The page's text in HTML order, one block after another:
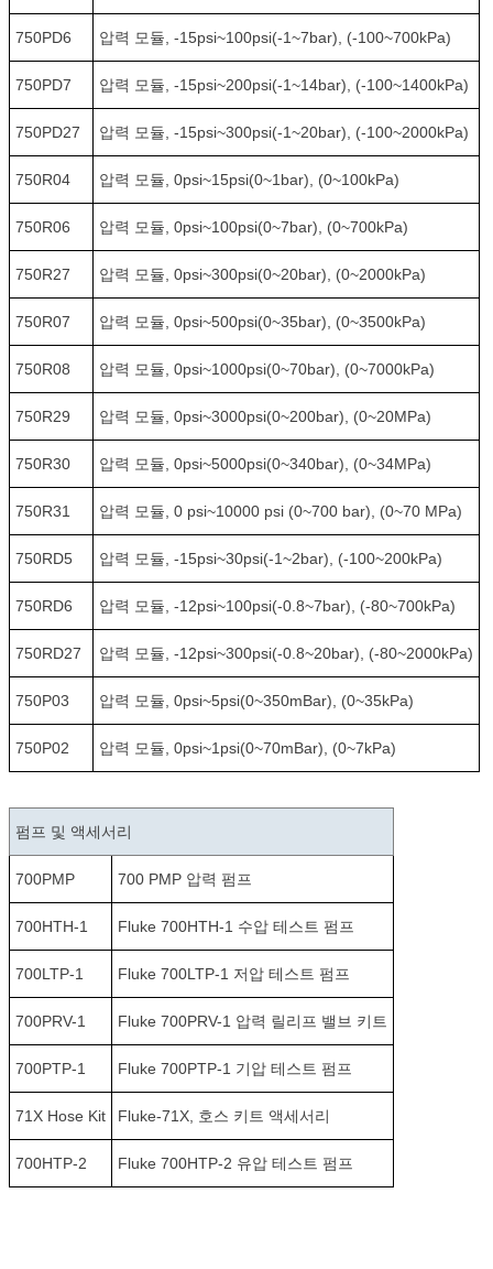
750PD6 압력 모듈, -15psi~100psi(-1~7bar), (-100~700kPa)
750PD7 압력 모듈, -15psi~200psi(-1~14bar), (-100~1400kPa)
750PD27 압력 모듈, -15psi~300psi(-1~20bar), (-100~2000kPa)
750R04 압력 모듈, 0psi~15psi(0~1bar), (0~100kPa)
750R06 압력 모듈, 0psi~100psi(0~7bar), (0~700kPa)
750R27 압력 모듈, 0psi~300psi(0~20bar), (0~2000kPa)
750R07 압력 모듈, 0psi~500psi(0~35bar), (0~3500kPa)
750R08 압력 모듈, 0psi~1000psi(0~70bar), (0~7000kPa)
750R29 압력 모듈, 0psi~3000psi(0~200bar), (0~20MPa)
750R30 압력 모듈, 0psi~5000psi(0~340bar), (0~34MPa)
750R31 압력 모듈, 0 psi~10000 psi (0~700 bar), (0~70 MPa)
750RD5 압력 모듈, -15psi~30psi(-1~2bar), (-100~200kPa)
750RD6 압력 모듈, -12psi~100psi(-0.8~7bar), (-80~700kPa)
750RD27 압력 모듈, -12psi~300psi(-0.8~20bar), (-80~2000kPa)
750P03 압력 모듈, 0psi~5psi(0~350mBar), (0~35kPa)
750P02 압력 모듈, 0psi~1psi(0~70mBar), (0~7kPa)
펌프 및 액세서리
700PMP 700 PMP 압력 펌프
700HTH-1 Fluke 700HTH-1 수압 테스트 펌프
700LTP-1 Fluke 700LTP-1 저압 테스트 펌프
700PRV-1 Fluke 700PRV-1 압력 릴리프 밸브 키트
700PTP-1 Fluke 700PTP-1 기압 테스트 펌프
71X Hose Kit Fluke-71X, 호스 키트 액세서리
700HTP-2 Fluke 700HTP-2 유압 테스트 펌프